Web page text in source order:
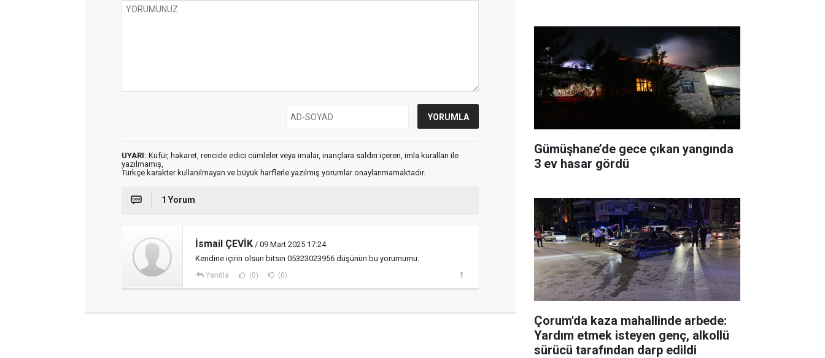
UYARI: Küfür, hakaret, rencide edici cümleler veya imalar, inançlara saldırı içeren, imla kuralları ile
yazılmamış,
Türkçe karakter kullanılmayan ve büyük harflerle yazılmış yorumlar onaylanmamaktadır.
1 Yorum
İsmail ÇEVİK / 09 Mart 2025 17:24
Kendine içirin olsun bitsin 05323023956 düşünün bu yorumumu.
Yanıtla (0) (0)
Gümüşhane’de gece çıkan yangında
3 ev hasar gördü
Çorum'da kaza mahallinde arbede:
Yardım etmek isteyen genç, alkollü
sürücü tarafından darp edildi